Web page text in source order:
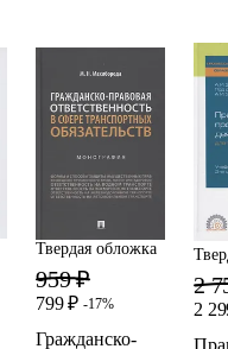
Твердая обложка
959 ₽
799 ₽ -17%
Гражданско-
2
2